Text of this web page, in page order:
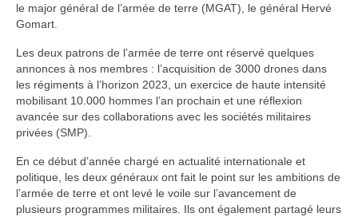
le major général de l’armée de terre (MGAT), le général Hervé
Gomart.
Les deux patrons de l’armée de terre ont réservé quelques
annonces à nos membres : l’acquisition de 3000 drones dans
les régiments à l’horizon 2023, un exercice de haute intensité
mobilisant 10.000 hommes l’an prochain et une réflexion
avancée sur des collaborations avec les sociétés militaires
privées (SMP).
En ce début d’année chargé en actualité internationale et
politique, les deux généraux ont fait le point sur les ambitions de
l’armée de terre et ont levé le voile sur l’avancement de
plusieurs programmes militaires. Ils ont également partagé leurs